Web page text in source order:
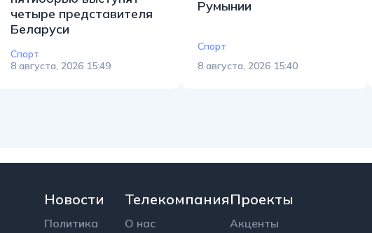
четыре представителя
Беларуси
Спорт
8 августа, 2026 15:49
Румынии
Спорт
8 августа, 2026 15:40
Новости
Политика
Телекомпания
О нас
Проекты
Акценты